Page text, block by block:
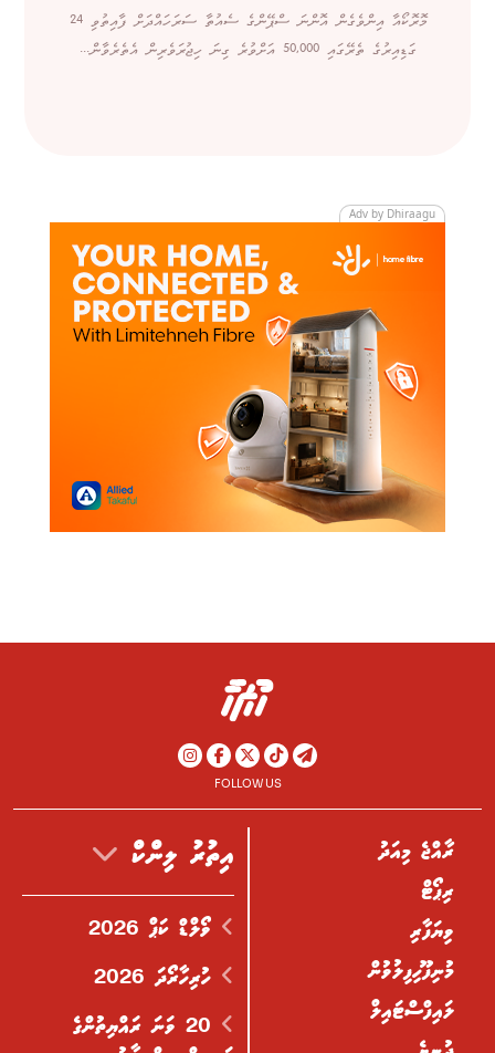
މޮރޮކޯއާ އިންވެގެން އޮންނަ ސްޕޭންގެ ސެއުތާ ސަރަހައްދަށް ފާއިތުވި 24
ގަޑިއިރުގެ ތެރޭގައި 50,000 އަށްވުރެ ގިނަ ހިޖުރަވެރިން އެތެރެވާން...
Adv by Dhiraagu
FOLLOW US
ރާއްޖެ މިއަދު
ރިޕޯޓް
ވިޔަފާރި
މުނިފޫހިފިލުވުން
ލައިފްސްޓައިލް
އިތުރު ލިންކް
ވޯލްޑް ކަޕް 2026
ހުރިހާރޯދަ 2026
20 ވަނަ ރައްޔިތުންގެ